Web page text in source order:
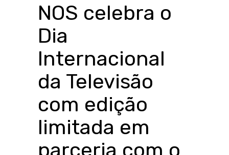
NOS celebra o
Dia
Internacional
da Televisão
com edição
limitada em
parceria com o